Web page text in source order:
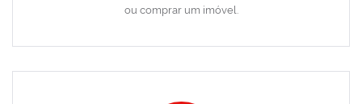
ou comprar um imóvel.